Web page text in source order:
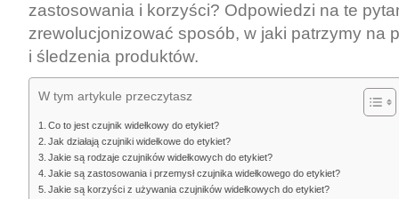
zastosowania i korzyści? Odpowiedzi na te
zrewolucjonizować sposób, w jaki patrzymy na
i śledzenia produktów.
W tym artykule przeczytasz
Co to jest czujnik widełkowy do etykiet?
Jak działają czujniki widełkowe do etykiet?
Jakie są rodzaje czujników widełkowych do etykiet?
Jakie są zastosowania i przemysł czujnika widełkowego do etykiet?
Jakie są korzyści z używania czujników widełkowych do etykiet?